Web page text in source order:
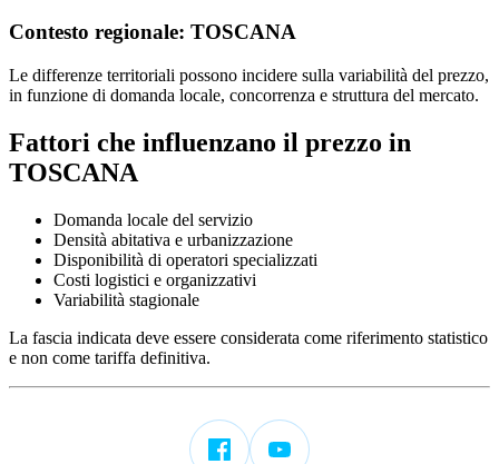
Contesto regionale: TOSCANA
Le differenze territoriali possono incidere sulla variabilità del prezzo,
in funzione di domanda locale, concorrenza e struttura del mercato.
Fattori che influenzano il prezzo in
TOSCANA
Domanda locale del servizio
Densità abitativa e urbanizzazione
Disponibilità di operatori specializzati
Costi logistici e organizzativi
Variabilità stagionale
La fascia indicata deve essere considerata come riferimento statistico
e non come tariffa definitiva.